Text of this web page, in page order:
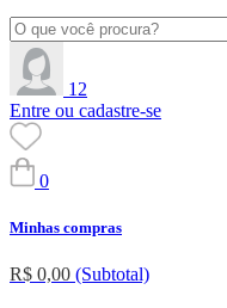
12
Entre ou cadastre-se
0
Minhas compras
R$ 0,00 (Subtotal)